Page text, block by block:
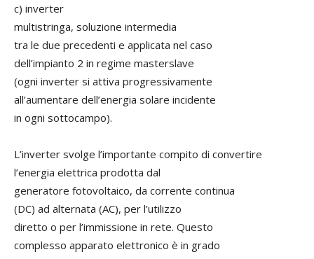
c) inverter
multistringa, soluzione intermedia
tra le due precedenti e applicata nel caso
dell’impianto 2 in regime masterslave
(ogni inverter si attiva progressivamente
all’aumentare dell’energia solare incidente
in ogni sottocampo).
L’inverter svolge l’importante compito di convertire
l’energia elettrica prodotta dal
generatore fotovoltaico, da corrente continua
(DC) ad alternata (AC), per l’utilizzo
diretto o per l’immissione in rete. Questo
complesso apparato elettronico è in grado